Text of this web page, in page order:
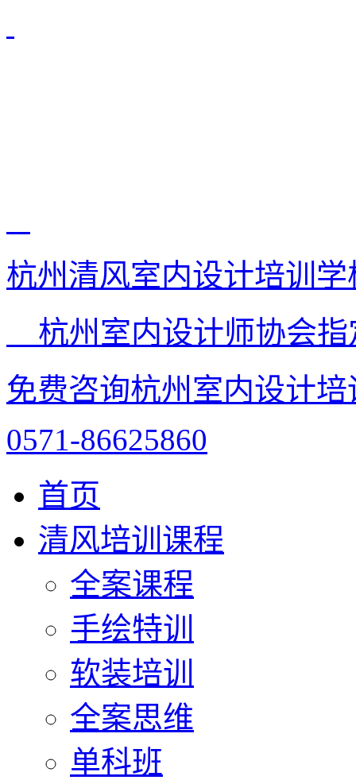
杭州清风室内设计培训学
杭州室内设计师协会
免费咨询杭州室内设计
0571-86625860
首页
清风培训课程
全案课程
手绘特训
软装培训
全案思维
单科班